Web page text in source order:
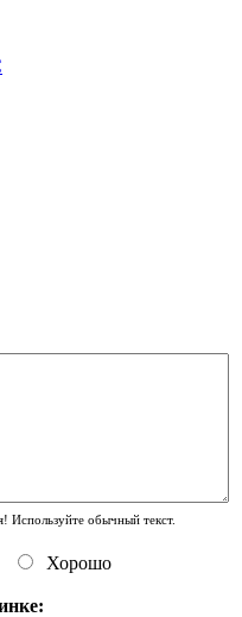
Используйте обычный текст.
Хорошо